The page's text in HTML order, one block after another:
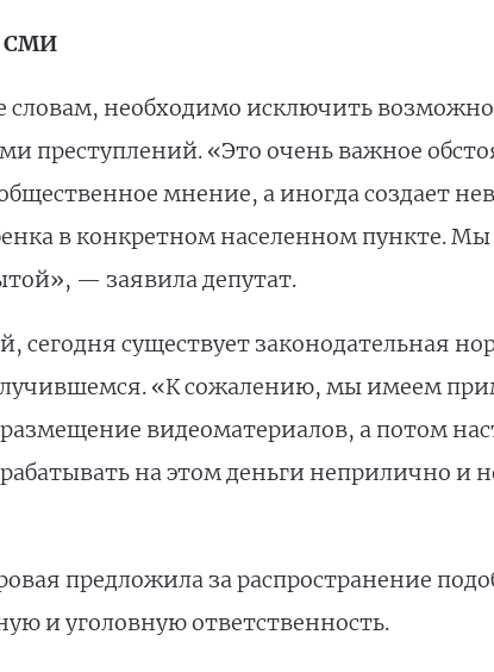
СМИ
словам, необходимо исключить
преступлений. «Это очень важное
мнение, а иногда создает
в конкретном населенном пункте.
— заявила депутат.
сегодня существует законодательная
«К сожалению, мы имеем
видеоматериалов, а потом
на этом деньги неприлично и
предложила за распространение
и уголовную ответственность.